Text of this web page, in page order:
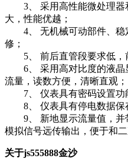
3、 采用高性能微处理器
大，性能优越；
4、 无机械可动部件、稳
修；
5、 前后直管段要求低，
6、 采用高对比度的液晶
流量，读数方便，清晰直观；
7、 仪表具有密码设置功
8、 仪表具有停电数据保
9、 新地显示流量值，并
模拟信号远传输出，便于和二
关于js555888金沙